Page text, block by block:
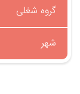
گروه شغلی
شهر